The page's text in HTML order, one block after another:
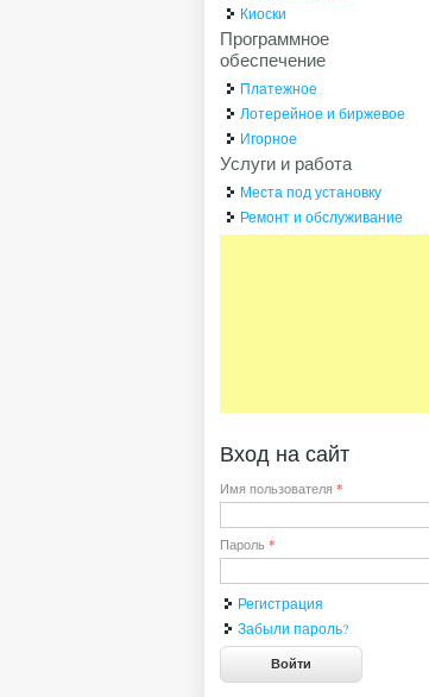
Киоски
Программное
обеспечение
Платежное
Лотерейное и биржевое
Игорное
Услуги и работа
Места под установку
Ремонт и обслуживание
Вход на сайт
Имя пользователя *
Пароль *
Регистрация
Забыли пароль?